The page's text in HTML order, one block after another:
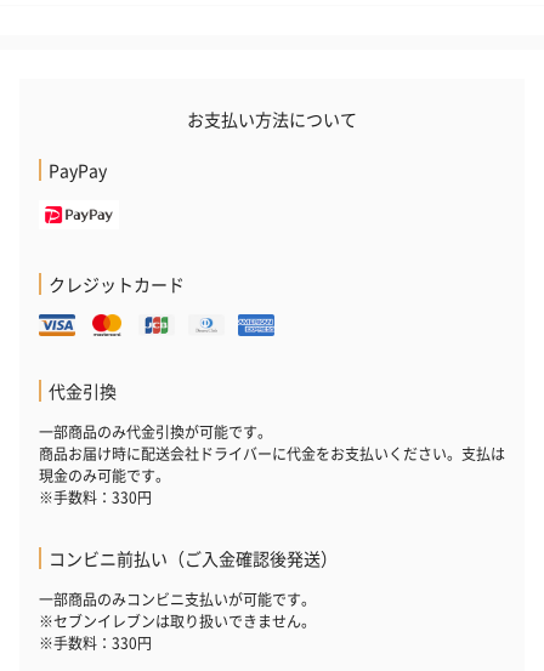
お支払い方法について
PayPay
クレジットカード
代金引換
一部商品のみ代金引換が可能です。
商品お届け時に配送会社ドライバーに代金をお支払いください。支払は
現金のみ可能です。
※手数料：330円
コンビニ前払い（ご入金確認後発送）
一部商品のみコンビニ支払いが可能です。
※セブンイレブンは取り扱いできません。
※手数料：330円